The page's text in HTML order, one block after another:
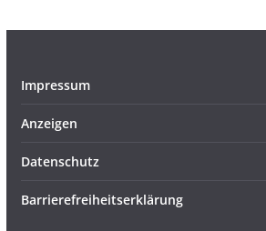
Impressum
Anzeigen
Datenschutz
Barrierefreiheitserklärung